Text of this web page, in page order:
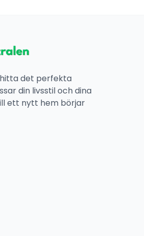
det perfekta
din livsstil och dina
ett nytt hem börjar